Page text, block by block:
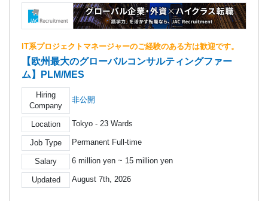
IT系プロジェクトマネージャーのご経験のある方は歓迎です。
【欧州最大のグローバルコンサルティングファー
ム】PLM/MES
Hiring
Company
非公開
Location Tokyo - 23 Wards
Job Type Permanent Full-time
Salary 6 million yen ~ 15 million yen
Updated August 7th, 2026